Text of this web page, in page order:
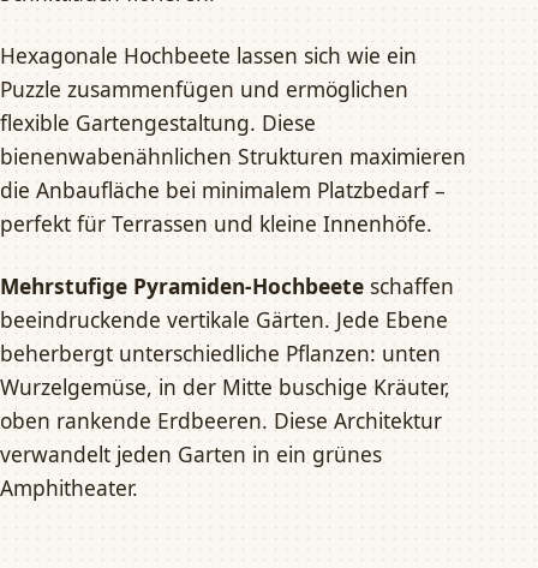
Hexagonale Hochbeete lassen sich wie ein
Puzzle zusammenfügen und ermöglichen
flexible Gartengestaltung. Diese
bienenwabenähnlichen Strukturen maximieren
die Anbaufläche bei minimalem Platzbedarf –
perfekt für Terrassen und kleine Innenhöfe.
Mehrstufige Pyramiden-Hochbeete schaffen
beeindruckende vertikale Gärten. Jede Ebene
beherbergt unterschiedliche Pflanzen: unten
Wurzelgemüse, in der Mitte buschige Kräuter,
oben rankende Erdbeeren. Diese Architektur
verwandelt jeden Garten in ein grünes
Amphitheater.